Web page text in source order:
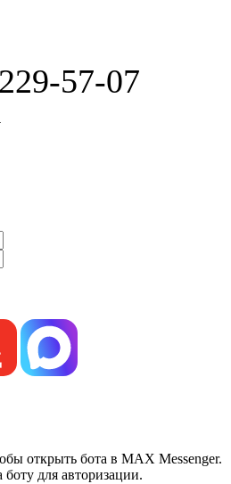
57-07
открыть бота в MAX Messenger.
для авторизации.